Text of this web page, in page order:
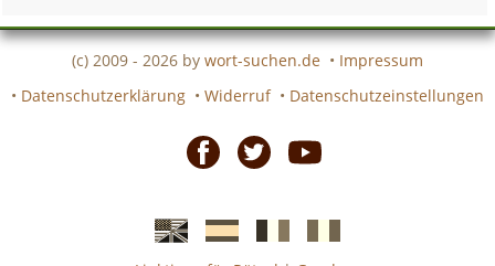
(c) 2009 - 2026 by wort-suchen.de • Impressum
• Datenschutzerklärung • Widerruf • Datenschutzeinstellungen